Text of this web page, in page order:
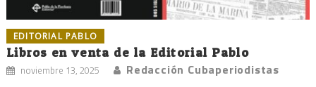
EDITORIAL PABLO
Libros en venta de la Editorial Pablo
noviembre 13, 2025 Redacción Cubaperiodistas